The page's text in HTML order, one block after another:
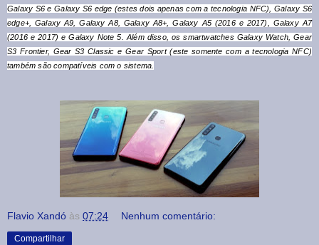
Galaxy S6 e Galaxy S6 edge (estes dois apenas com a tecnologia NFC), Galaxy S6
edge+, Galaxy A9, Galaxy A8, Galaxy A8+, Galaxy A5 (2016 e 2017), Galaxy A7
(2016 e 2017) e Galaxy Note 5. Além disso, os smartwatches Galaxy Watch, Gear
S3 Frontier, Gear S3 Classic e Gear Sport (este somente com a tecnologia NFC)
também são compatíveis com o sistema.
Flavio Xandó às 07:24 Nenhum comentário:
Compartilhar